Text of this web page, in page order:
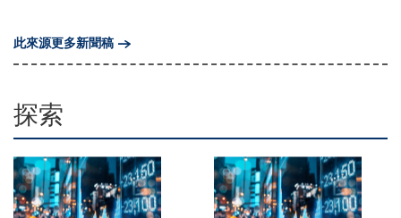
此來源更多新聞稿
探索